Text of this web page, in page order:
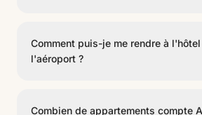
Comment puis-je me rendre à
l'aéroport ?
Combien de appartements compte